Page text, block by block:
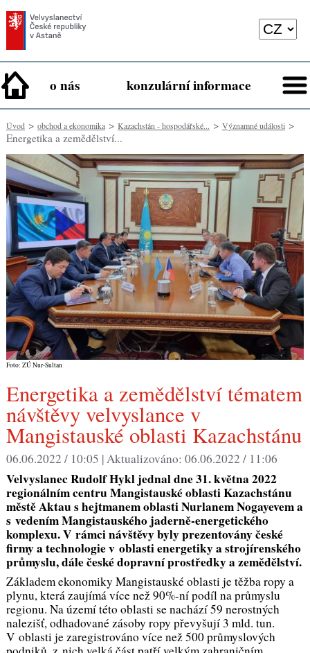
o nás konzulární informace
Úvod> obchod a ekonomika> Kazachstán - hospodářské... > Významné události>
Energetika a zemědělství...
Foto: ZÚ Nur-Sultan
Energetika a zemědělství tématem
návštěvy velvyslance v
Mangistauské oblasti Kazachstánu
06.06.2022 / 10:05 |Aktualizováno: 06.06.2022 / 11:06
Velvyslanec Rudolf Hykl jednal dne 31. května 2022
regionálním centru Mangistauské oblasti Kazachstánu
městě Aktau s hejtmanem oblasti Nurlanem Nogayevem a
s vedením Mangistauského jaderně-energetického
komplexu. V rámci návštěvy byly prezentovány české
firmy a technologie v oblasti energetiky a strojírenského
průmyslu, dále české dopravní prostředky a zemědělství.
Základem ekonomiky Mangistauské oblasti je těžba ropy a
plynu, která zaujímá více než 90%-ní podíl na průmyslu
regionu. Na území této oblasti se nachází 59 nerostných
nalezišť, odhadované zásoby ropy převyšují 3 mld. tun.
V oblasti je zaregistrováno více než 500 průmyslových